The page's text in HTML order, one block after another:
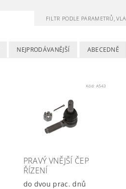
FILTR PODLE PARAMETRŮ,
NEJPRODÁVANĚJŠÍ ABECEDNĚ
Kód: A543
PRAVÝ VNĚJŠÍ ČEP
ŘÍZENÍ
do dvou prac. dnů